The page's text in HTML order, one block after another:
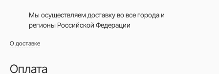
Мы осуществляем доставку во все городаи
регионы Российской Федерации
О доставке
Оплата